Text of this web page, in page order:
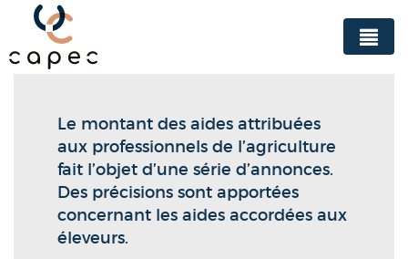
Panneau de gestion des cookies
Le montant des aides attribuées
aux professionnels de l’agriculture
fait l’objet d’une série d’annonces.
Des précisions sont apportées
concernant les aides accordées aux
éleveurs.